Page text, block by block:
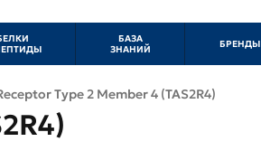
БАЗА
ЗНАНИЙ
БРЕНДЫ
Type 2 Member 4 (TAS2R4)